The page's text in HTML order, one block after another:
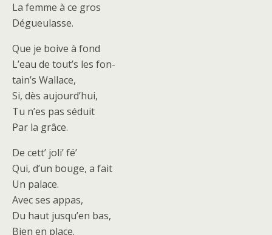
La femme à ce gros
Dégueulasse.
Que je boive à fond
L’eau de tout’s les fon-
tain’s Wallace,
Si, dès aujourd’hui,
Tu n’es pas séduit
Par la grâce.
De cett’ joli’ fé’
Qui, d’un bouge, a fait
Un palace.
Avec ses appas,
Du haut jusqu’en bas,
Bien en place.